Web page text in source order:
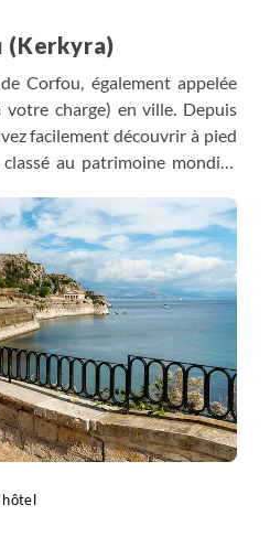
(Kerkyra)
Corfou, également appelée
votre charge) en ville. Depuis
facilement découvrir à pied
au patrimoine mondial.
construite en 1558 pour
les attaques de l'empire
visiter les deux forteresses
le musée archéologique ou
vous détendre dans les
le vieux port, des
proposées sur Vidos, une
vous pouvez vous baigner en
hôtel